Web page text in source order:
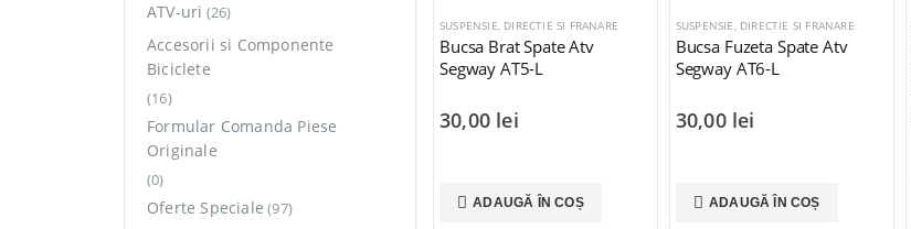
SUSPENSIE, DIRECTIE SI FRANARE
Bucsa Brat Spate Atv
Segway AT5-L
30,00 lei
ADAUGĂ ÎN COȘ
SUSPENSIE, DIRECTIE SI FRANARE
Bucsa Fuzeta Spate Atv
Segway AT6-L
30,00 lei
ADAUGĂ ÎN COȘ
ATV-uri (26)
Accesorii si Componente
Biciclete
(16)
Formular Comanda Piese
Originale
(0)
Oferte Speciale (97)